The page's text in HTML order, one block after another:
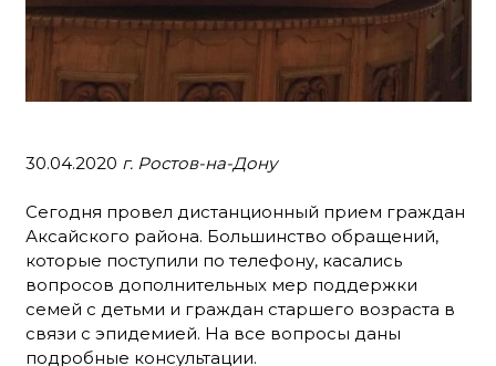
30.04.2020 г. Ростов-на-Дону
Сегодня провел дистанционный прием граждан
Аксайского района. Большинство обращений,
которые поступили по телефону, касались
вопросов дополнительных мер поддержки
семей с детьми и граждан старшего возраста в
связи с эпидемией. На все вопросы даны
подробные консультации.